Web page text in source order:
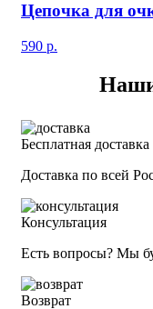
Цепочка для
590 р.
Бесплатная
Доставка по всей
Консультация
Есть вопросы? Мы
Возврат